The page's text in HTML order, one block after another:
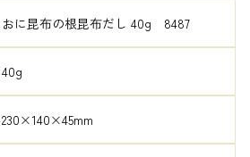
おに昆布の根昆布だし 40g　8487
40g
230×140×45mm